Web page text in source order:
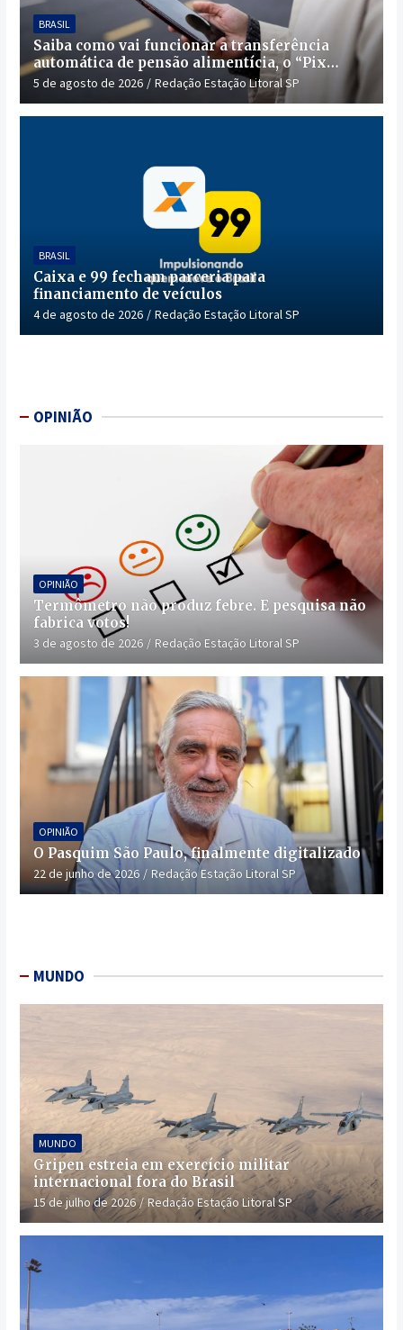
BRASIL
Saiba como vai funcionar a transferência
automática de pensão alimentícia, o “Pix
Pensão”
5 de agosto de 2026 Redação Estação Litoral SP
BRASIL
Caixa e 99 fecham parceria para
financiamento de veículos
4 de agosto de 2026 Redação Estação Litoral SP
OPINIÃO
OPINIÃO
Termômetro não produz febre. E pesquisa não
fabrica votos!
3 de agosto de 2026 Redação Estação Litoral SP
OPINIÃO
O Pasquim São Paulo, finalmente digitalizado
22 de junho de 2026 Redação Estação Litoral SP
MUNDO
MUNDO
Gripen estreia em exercício militar
internacional fora do Brasil
15 de julho de 2026 Redação Estação Litoral SP